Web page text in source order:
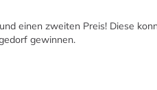
einen zweiten Preis! Diese
gewinnen.